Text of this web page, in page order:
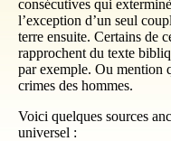
consécutives qui
l’exception d’un seul
terre ensuite. Certains de
rapprochent du texte
par exemple. Ou mention
crimes des hommes.
Voici quelques sources
universel :